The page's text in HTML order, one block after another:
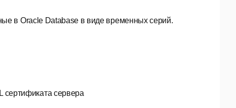
в Oracle Database в виде временных серий.
сертификата сервера